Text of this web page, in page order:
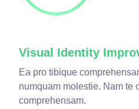
Visual Identity
Ea pro tibique
numquam molestie. Nam te
comprehensam.